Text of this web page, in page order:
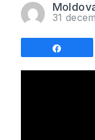
31